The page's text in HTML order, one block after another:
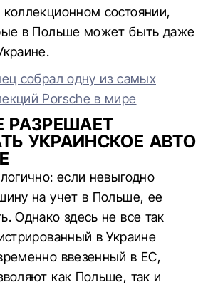
состоянии,
в Польше может быть даже
собрал одну из самых
Porsche в мире
РАЗРЕШАЕТ
УКРАИНСКОЕ АВТО
если невыгодно
на учет в Польше, ее
Однако здесь не все так
в Украине
ввезенный в ЕС,
как Польше, так и